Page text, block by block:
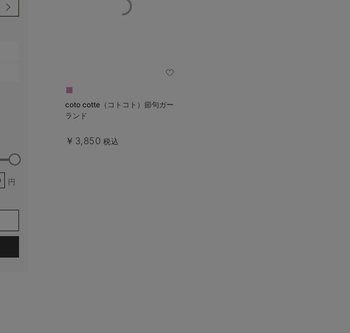
円
coto cotte（コトコト）節句ガー
ランド
￥3,850 税込